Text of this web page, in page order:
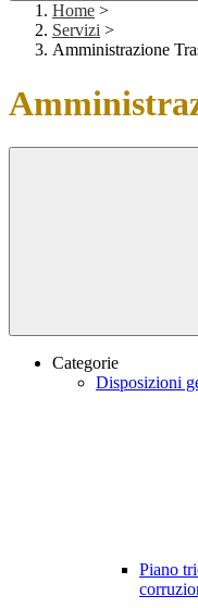
Home >
Servizi >
Amministrazione
Categorie
Disposizioni
Piano